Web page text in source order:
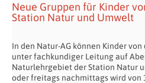
Neue Gruppen für Kinder
Station Natur und Umwelt
In den Natur-AG können Kinder
unter fachkundiger Leitung auf
Naturlehrgebiet der Station Natur
oder freitags nachmittags wird von